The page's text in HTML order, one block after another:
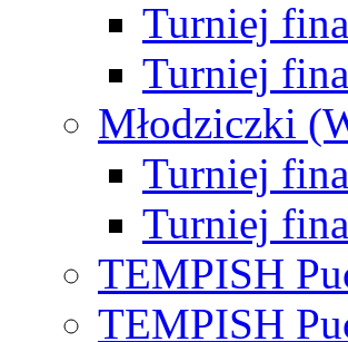
Turniej
Turniej
Młodziczki
Turniej
Turniej
TEMPISH
TEMPISH